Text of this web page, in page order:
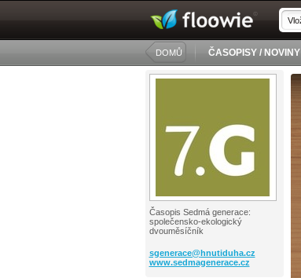
DOMŮ ČASOPISY / NOVINY
Časopis Sedmá generace:
společensko-ekologický
dvouměsíčník
sgenerace@hnutiduha.cz
www.sedmagenerace.cz